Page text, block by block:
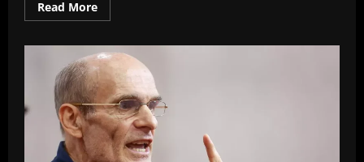
Read MoreRead
more
Gâlcă
pleacă
de
la
Rapid
după
un
sezon
sub
așteptări